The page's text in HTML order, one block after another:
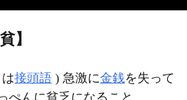
】
接頭語 ) 急激に金銭を失って
ぺんに貧乏になること。